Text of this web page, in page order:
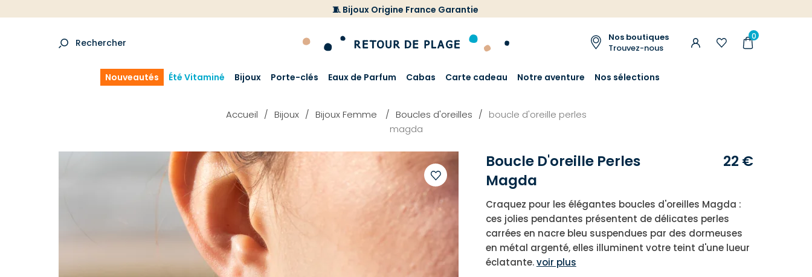
🧵 Bijoux Origine France Garantie
Rechercher
Nos boutiques
Trouvez-nous
0
Nouveautés Été Vitaminé Bijoux Porte-clés Eaux de Parfum Cabas Carte cadeau Notre aventure Nos sélections
Accueil Bijoux Bijoux Femme Boucles d'oreilles
boucle d'oreille perles
magda
Ajouter
liste
d'envies
Boucle D'oreille Perles
Magda
22 €
Craquez pour les élégantes boucles d'oreilles Magda :
ces jolies pendantes présentent de délicates perles
carrées en nacre bleu suspendues par des dormeuses
en métal argenté, elles illuminent votre teint d'une lueur
éclatante.voir plus